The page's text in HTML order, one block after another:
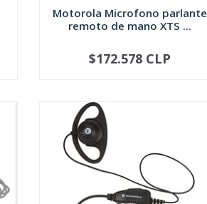
Motorola Microfono parlante
remoto de mano XTS ...
+
$172.578 CLP